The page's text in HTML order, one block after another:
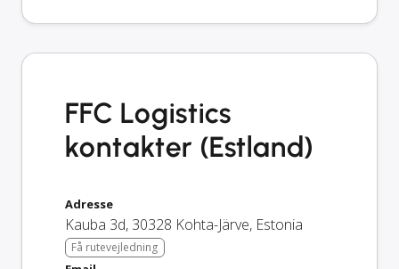
FFC Logistics
kontakter (Estland)
Adresse
Kauba 3d, 30328 Kohta-Järve, Estonia
Få rutevejledning